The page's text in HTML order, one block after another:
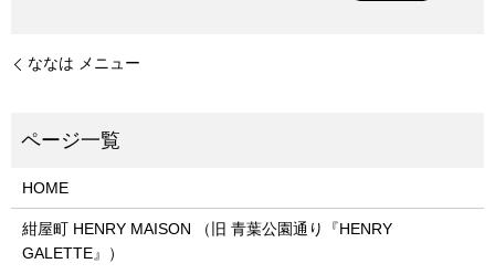
ななは メニュー
HOME
紺屋町 HENRY MAISON （旧 青葉公園通り『HENRY
GALETTE』）